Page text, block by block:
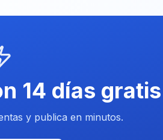
14 días gratis
y publica en minutos.